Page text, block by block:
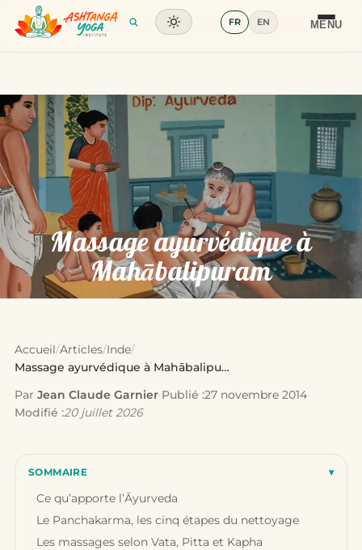
MENU
Formation
Glossaire
Contact
FR EN
Massage ayurvédique à
Mahābalipuram
Accueil/Articles/Inde/
Massage ayurvédique à Mahābalipuram
Par Jean Claude Garnier·Publié :27 novembre 2014·
Modifié :20 juillet 2026
SOMMAIRE ▾
Ce qu’apporte l’Āyurveda
Le Panchakarma, les cinq étapes du nettoyage
Les massages selon Vata, Pitta et Kapha